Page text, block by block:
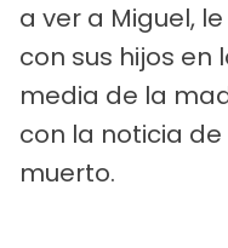
a ver a Miguel,
con sus hijos en
media de la
con la noticia
muerto.